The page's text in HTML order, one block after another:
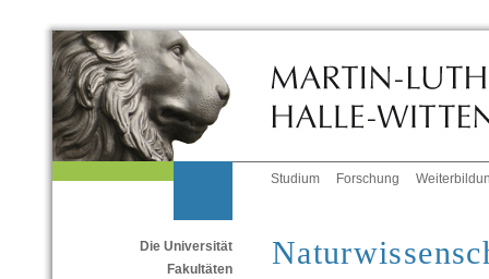
Studium Forschung
Die Universität
Fakultäten